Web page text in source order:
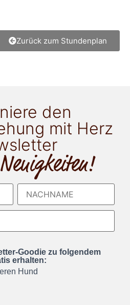
Zurück zum Stundenplan
den
mit Herz
Goodie zu folgendem
erhalten:
Hund